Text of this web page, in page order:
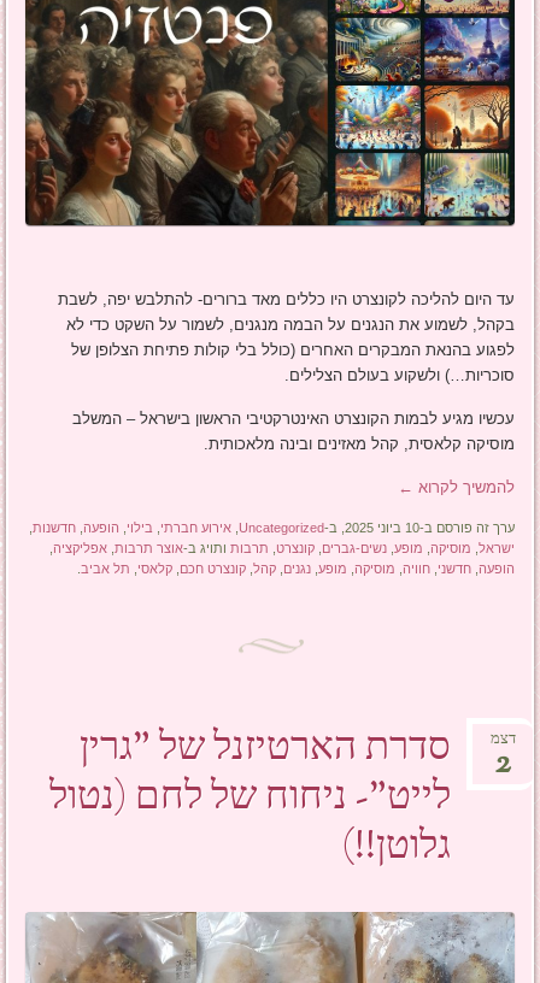
עד היום להליכה לקונצרט היו כללים מאד ברורים- להתלבש יפה, לשבת
בקהל, לשמוע את הנגנים על הבמה מנגנים, לשמור על השקט כדי לא
לפגוע בהנאת המבקרים האחרים (כולל בלי קולות פתיחת הצלופן של
סוכריות…) ולשקוע בעולם הצלילים.
עכשיו מגיע לבמות הקונצרט האינטרקטיבי הראשון בישראל – המשלב
מוסיקה קלאסית, קהל מאזינים ובינה מלאכותית.
להמשיך לקרוא ←
ערך זה פורסם ב-10 ביוני 2025, ב- Uncategorized
,אירוע חברתי בילוי הופעה ,חדשנות
ישראל מוסיקה מופע ,נשים-גברים ,קונצרט תרבות ותויג ב-אוצר תרבות ,אפליקציה
הופעה ,חדשני ,חוויה מוסיקה מופע ,נגנים ,קהל ,קונצרט חכם ,קלאסי תל אביב
סדרת הארטיזנל של "גרין
לייט"- ניחוח של לחם (נטול
גלוטן!!)
דצמ
2